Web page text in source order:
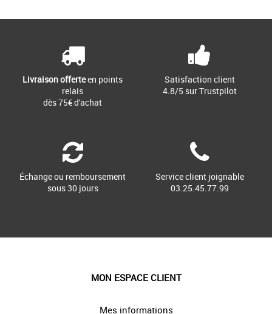
Livraison offerteen points
relais
dès 75€ d'achat
Satisfaction client
4.8/5 sur Trustpilot
Échange ou remboursement
sous 30 jours
Service client joignable
03.25.45.77.99
MON ESPACE CLIENT
Mes informations